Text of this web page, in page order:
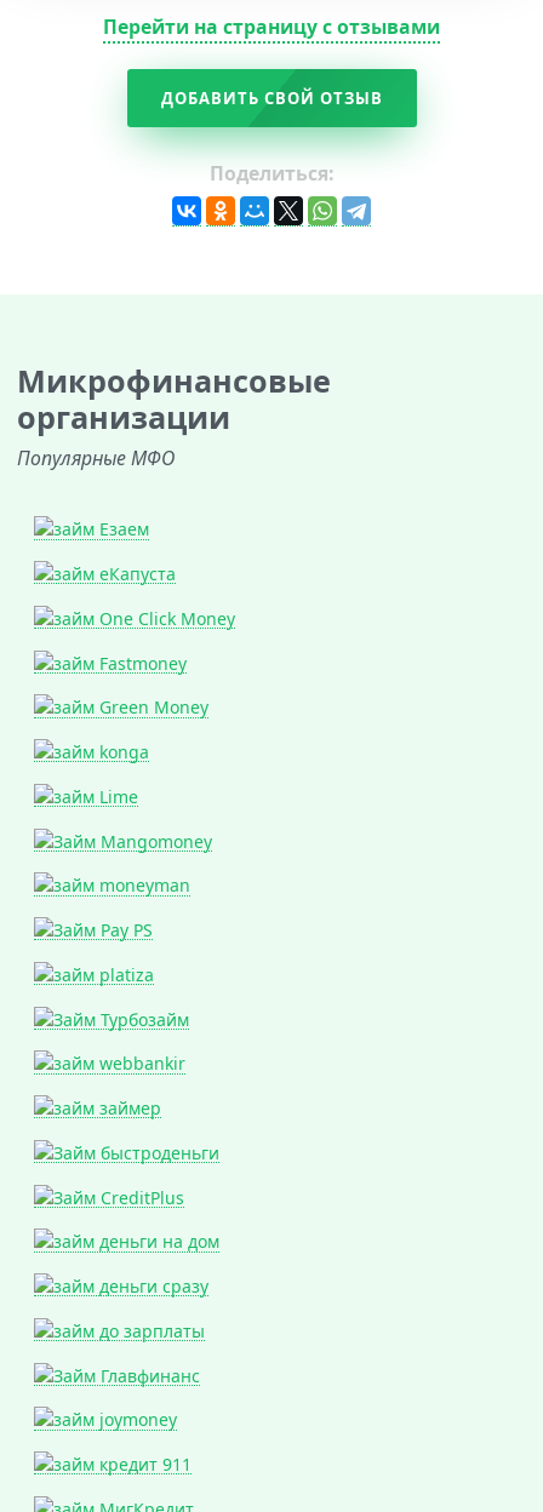
Перейти на страницу с отзывами
ДОБАВИТЬ СВОЙ ОТЗЫВ
Поделиться:
Микрофинансовые
организации
Популярные МФО